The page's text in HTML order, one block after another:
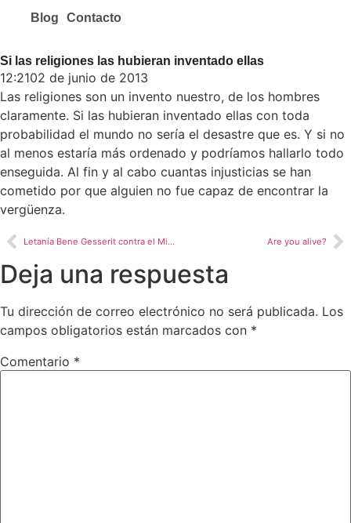
Blog Contacto
Si las religiones las hubieran inventado ellas
12:2102 de junio de 2013
Las religiones son un invento nuestro, de los hombres
claramente. Si las hubieran inventado ellas con toda
probabilidad el mundo no sería el desastre que es. Y si no
al menos estaría más ordenado y podríamos hallarlo todo
enseguida. Al fin y al cabo cuantas injusticias se han
cometido por que alguien no fue capaz de encontrar la
vergüenza.
Letanía Bene Gesserit contra el Miedo Are you alive?
Deja una respuesta
Tu dirección de correo electrónico no será publicada. Los
campos obligatorios están marcados con *
Comentario *